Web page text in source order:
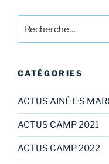
pour
CATÉGORIES
ACTUS AINÉ·E·S
ACTUS CAMP 2021
ACTUS CAMP 2022